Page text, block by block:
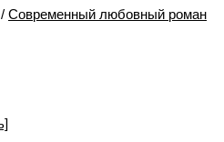
/ Современный любовный роман